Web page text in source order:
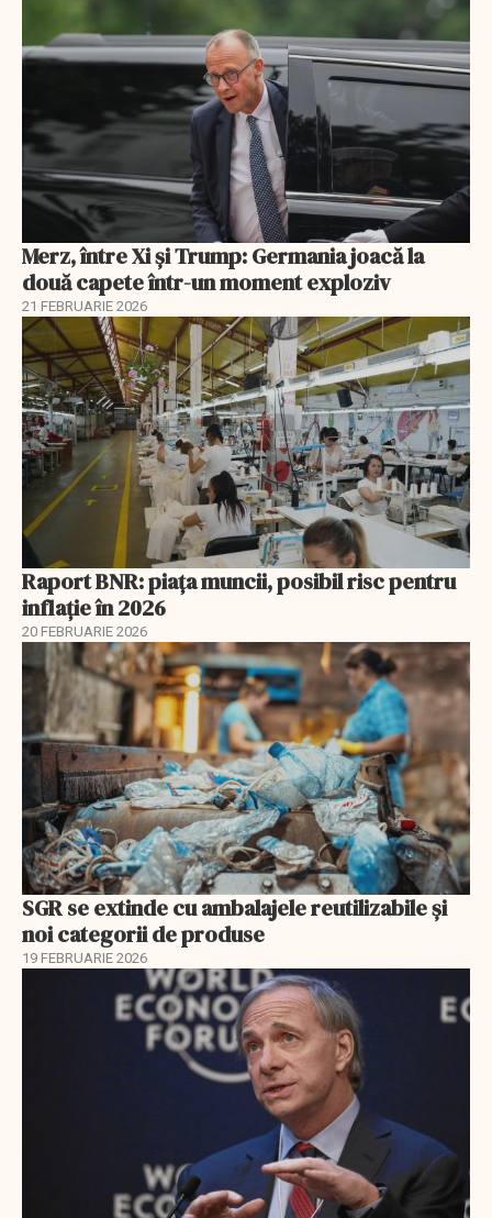
Merz, între Xi și Trump: Germania joacă la
două capete într-un moment exploziv
21 FEBRUARIE 2026
Raport BNR: piața muncii, posibil risc pentru
inflație în 2026
20 FEBRUARIE 2026
SGR se extinde cu ambalajele reutilizabile și
noi categorii de produse
19 FEBRUARIE 2026